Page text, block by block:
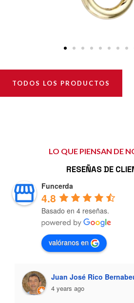
TODOS LOS PRODUCTOS
LO QUE PIENSAN DE
RESEÑAS DE
Funcerda
4.8
Basado en 4 reseñas.
valóranos en
Juan José Rico
4 years ago